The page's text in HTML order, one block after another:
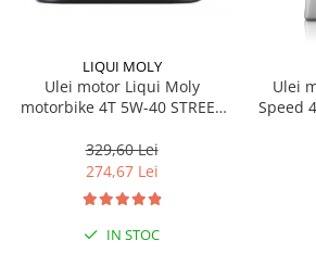
LIQUI MOLY
Ulei motor Liqui Moly
motorbike 4T 5W-40 STREET
329,60 Lei
274,67 Lei
IN STOC
Ulei
Speed